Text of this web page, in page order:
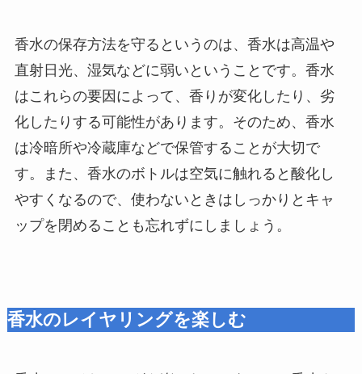
香水の保存方法を守るというのは、香水は高温や
直射日光、湿気などに弱いということです。香水
はこれらの要因によって、香りが変化したり、劣
化したりする可能性があります。そのため、香水
は冷暗所や冷蔵庫などで保管することが大切で
す。また、香水のボトルは空気に触れると酸化し
やすくなるので、使わないときはしっかりとキャ
ップを閉めることも忘れずにしましょう。
香水のレイヤリングを楽しむ